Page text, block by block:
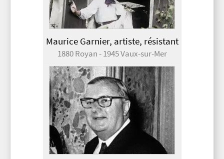
Maurice Garnier, artiste, résistant
1880 Royan - 1945 Vaux-sur-Mer